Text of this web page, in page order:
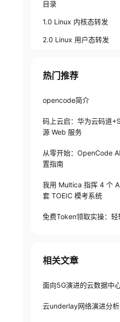
目录
1.0 Linux 内核态转发
2.0 Linux 用户态转发
热门推荐
opencode简介
码上云启：华为云码道
源 Web 服务
从零开始：OpenCode
置指南
我用 Multica 指挥 4 个
套 TOEIC 模考系统
免费Token领取实操：
相关文章
面向5G演进的云数据中
云underlay网络演进分析